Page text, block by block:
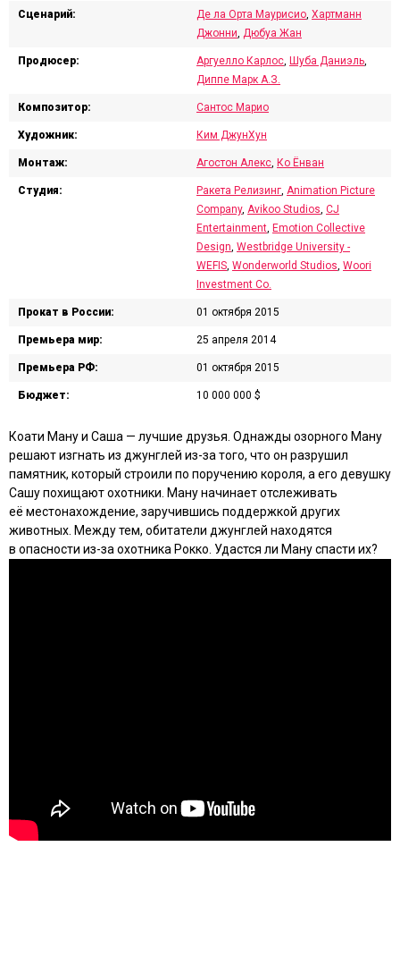
Сценарий: Де ла Орта Маурисио Хартманн
Джонни Дюбуа Жан
Продюсер: Аргуелло Карлос Шуба Даниэль
Диппе Марк А.З.
Композитор: Сантос Марио
Художник: Ким ДжунХун
Монтаж: Агостон Алекс Ко Ёнван
Студия: Ракета Релизинг Animation Picture
Company, Avikoo Studios CJ
Entertainment Emotion Collective
Design Westbridge University -
WEFIS Wonderworld Studios Woori
Investment Co.
Прокат в России: 01 октября 2015
Премьера мир: 25 апреля 2014
Премьера РФ: 01 октября 2015
Бюджет: 10 000 000 $
Коати Ману и Саша — лучшие друзья. Однажды озорного Ману
решают изгнать из джунглей из-за того, что он разрушил
памятник, который строили по поручению короля, а его девушку
Сашу похищают охотники. Ману начинает отслеживать
её местонахождение, заручившись поддержкой других
животных. Между тем, обитатели джунглей находятся
в опасности из-за охотника Рокко. Удастся ли Ману спасти их?